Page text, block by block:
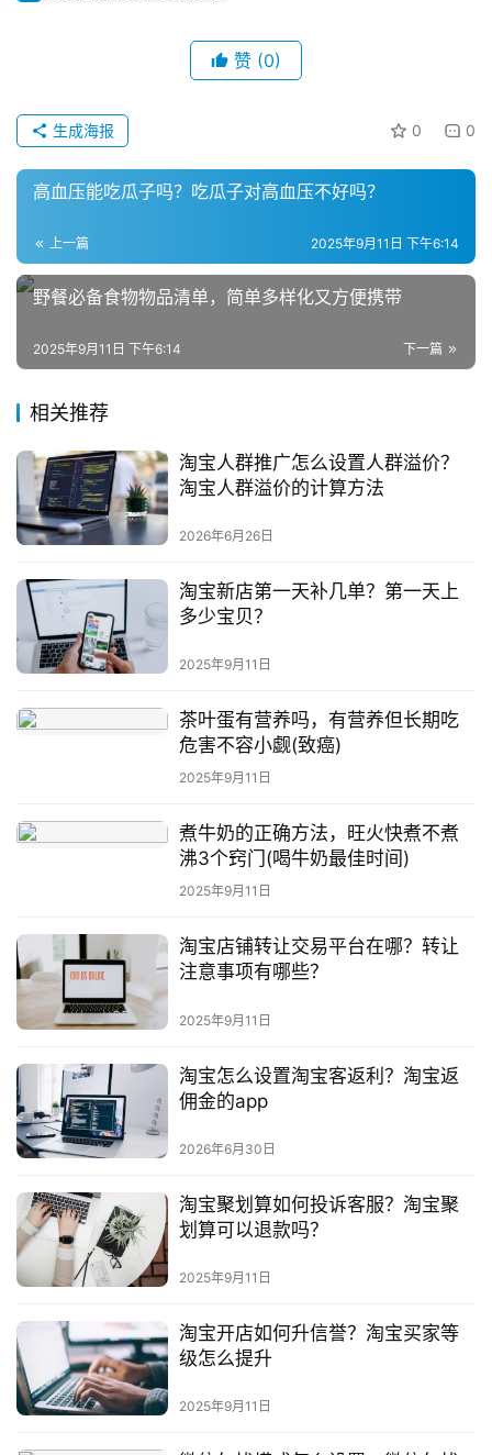
引
流
推
私
社
群
答
社
区
赞 (0)
0 0
生成海报
高血压能吃瓜子吗？吃瓜子对高血压不好吗？
上一篇 2025年9月11日 下午6:14
野餐必备食物物品清单，简单多样化又方便携带
下一篇
2025年9月11日 下午6:14
相关推荐
淘宝人群推广怎么设置人群溢价？
淘宝人群溢价的计算方法
2026年6月26日
淘宝新店第一天补几单？第一天上
多少宝贝？
2025年9月11日
茶叶蛋有营养吗，有营养但长期吃
危害不容小觑(致癌)
2025年9月11日
煮牛奶的正确方法，旺火快煮不煮
沸3个窍门(喝牛奶最佳时间)
2025年9月11日
淘宝店铺转让交易平台在哪？转让
注意事项有哪些？
2025年9月11日
淘宝怎么设置淘宝客返利？淘宝返
佣金的app
2026年6月30日
淘宝聚划算如何投诉客服？淘宝聚
划算可以退款吗？
2025年9月11日
淘宝开店如何升信誉？淘宝买家等
级怎么提升
2025年9月11日